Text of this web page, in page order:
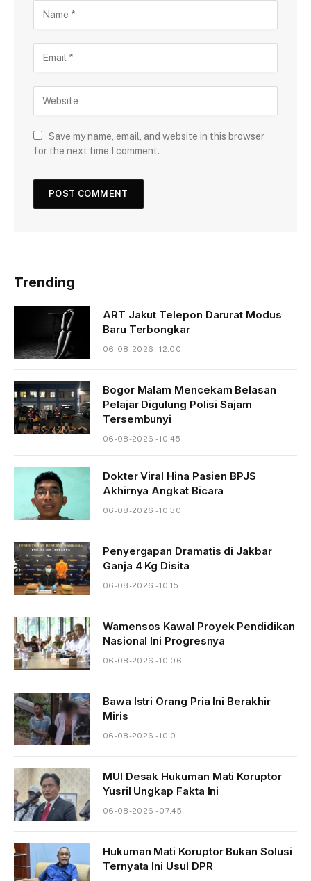
Save my name, email, and website in this browser
for the next time I comment.
Trending
ART Jakut Telepon Darurat Modus
Baru Terbongkar
06-08-2026 - 12.00
Bogor Malam Mencekam Belasan
Pelajar Digulung Polisi Sajam
Tersembunyi
06-08-2026 - 10.45
Dokter Viral Hina Pasien BPJS
Akhirnya Angkat Bicara
06-08-2026 - 10.30
Penyergapan Dramatis di Jakbar
Ganja 4 Kg Disita
06-08-2026 - 10.15
Wamensos Kawal Proyek Pendidikan
Nasional Ini Progresnya
06-08-2026 - 10.06
Bawa Istri Orang Pria Ini Berakhir
Miris
06-08-2026 - 10.01
MUI Desak Hukuman Mati Koruptor
Yusril Ungkap Fakta Ini
06-08-2026 - 07.45
Hukuman Mati Koruptor Bukan Solusi
Ternyata Ini Usul DPR